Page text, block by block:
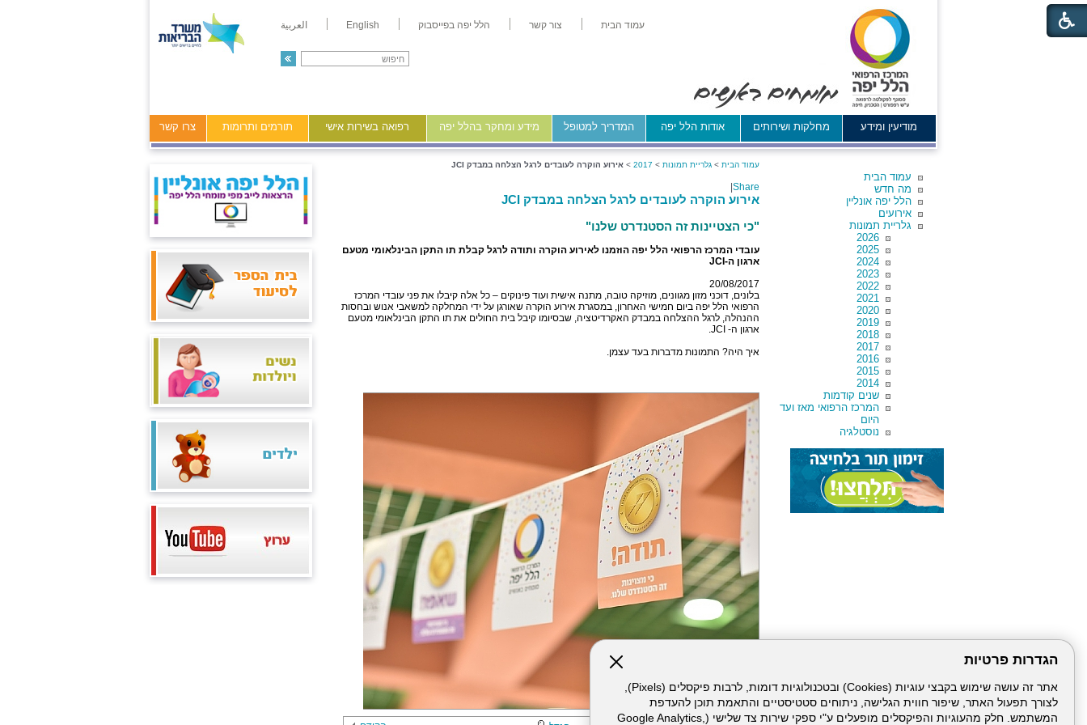
הגדרות פרטיות
אתר זה עושה שימוש בקבצי עוגיות (Cookies) ובטכנולוגיות דומות, לרבות פיקסלים (Pixels),
לצורך תפעול האתר, שיפור חווית הגלישה, ניתוחים סטטיסטיים והתאמת תוכן להעדפת
המשתמש. חלק מהעוגיות והפיקסלים מופעלים ע"י ספקי שירות צד שלישי (Google Analytics,
עמוד הבית צור קשר הלל יפה בפייסבוק English العربية
מודיעין ומידע מחלקות ושירותים אודות הלל יפה המדריך למטופל מידע ומחקר בהלל יפה רפואה בשירות אישי תורמים ותרומות צרו קשר
עמוד הבית
מה חדש
הלל יפה אונליין
אירועים
גלריית תמונות
2026
2025
2024
2023
2022
2021
2020
2019
2018
2017
2016
2015
2014
שנים קודמות
המרכז הרפואי מאז ועד
היום
נוסטלגיה
עמוד הבית > גלריית תמונות >
2017
> אירוע הוקרה לעובדים לרגל הצלחה במבדק JCI
Share
אירוע הוקרה לעובדים לרגל הצלחה במבדק JCI
"כי הצטיינות זה הסטנדרט שלנו"
עובדי המרכז הרפואי הלל יפה הוזמנו לאירוע הוקרה ותודה לרגל קבלת תו התקן הבינלאומי מטעם
ארגון ה-JCI
20/08/2017
בלונים, דוכני מזון מגוונים, מוזיקה טובה, מתנה אישית ועוד פינוקים – כל אלה קיבלו את פני עובדי המרכז
הרפואי הלל יפה ביום חמישי האחרון, במסגרת אירוע הוקרה שאורגן על ידי המחלקה למשאבי אנוש ובחסות
ההנהלה, לרגל ההצלחה במבדק האקרדיטציה, שבסיומו קיבל בית החולים את תו התקן הבינלאומי מטעם
ארגון ה- JCI.
איך היה? התמונות מדברות בעד עצמן.